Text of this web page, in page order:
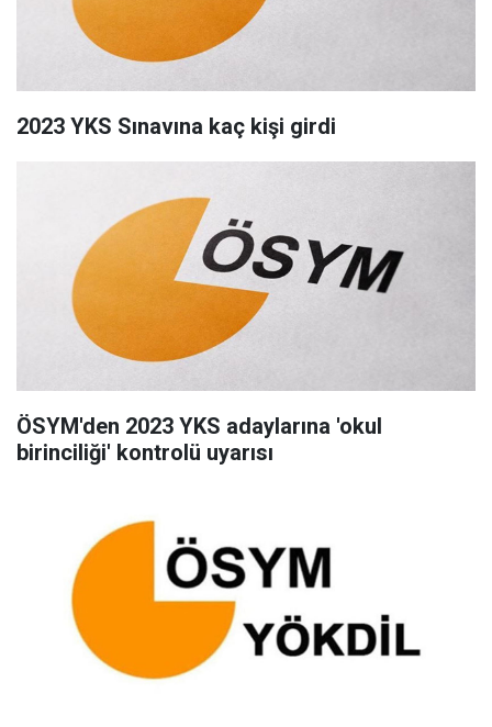
2023 YKS Sınavına kaç kişi girdi
ÖSYM'den 2023 YKS adaylarına 'okul
birinciliği' kontrolü uyarısı